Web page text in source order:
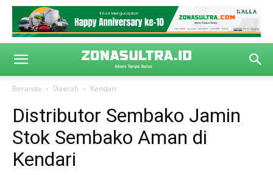
Beranda Daerah Kendari
Distributor Sembako Jamin
Stok Sembako Aman di
Kendari